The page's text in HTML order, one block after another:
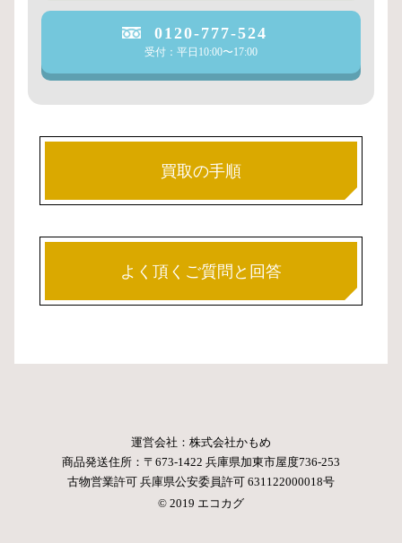
0120-777-524
受付：平日10:00〜17:00
買取の手順
よく頂くご質問と回答
運営会社：株式会社かもめ
商品発送住所：〒673-1422 兵庫県加東市屋度736-253
古物営業許可 兵庫県公安委員許可 631122000018号
© 2019 エコカグ